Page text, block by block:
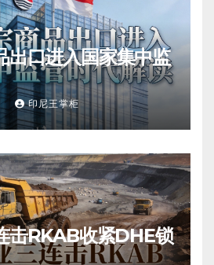
出口进入国家集中监
印尼王掌柜
击RKAB收紧DHE锁